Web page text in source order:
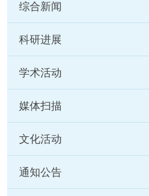
综合新闻
科研进展
学术活动
媒体扫描
文化活动
通知公告